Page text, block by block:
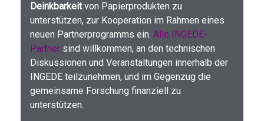
Deinkbarkeitvon Papier­produkten zu
unterstützen, zur Kooperation im Rahmen eines
neuen Partner­programms ein. Alle INGEDE-
Partner sind willkommen, an den technischen
Diskussionen und Veranstaltungen innerhalb der
INGEDE teilzunehmen, und im Gegenzug die
gemeinsame Forschung finanziell zu
unterstützen.